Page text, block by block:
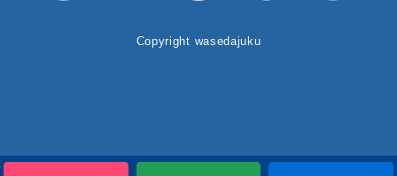
Copyright wasedajuku